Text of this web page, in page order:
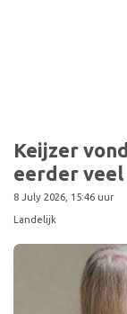
Keijzer
eerder veel
8 July 2026, 15:46 uur
Landelijk